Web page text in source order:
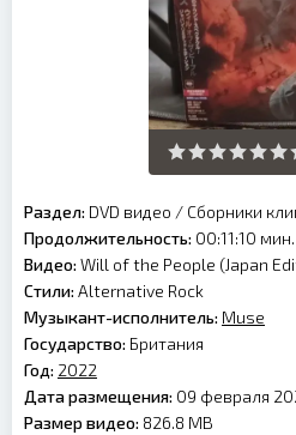
Раздел: DVD видео / Сборники
Продолжительность: 00:11:10 мин.
Видео: Will of the People (Japan
Стили: Alternative Rock
Музыкант-исполнитель: Muse
Государство: Британия
Год: 2022
Дата размещения: 09 февраля
Размер видео: 826.8 MB